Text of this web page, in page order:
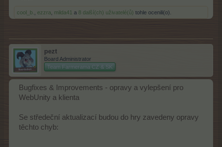
cool_b. ezzra milda41 a 8 další(ch) uživatelé(ů) tohle ocenili(o).
pezt
Board Administrator
Team Farmerama CZ & SK
Bugfixes & Improvements - opravy a vylepšení pro
WebUnity a klienta
Se středeční aktualizací budou do hry zavedeny opravy
těchto chyb: